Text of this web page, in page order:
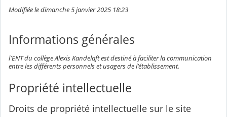
Modifiée le dimanche 5 janvier 2025 18:23
Informations générales
l'ENT du collège Alexis Kandelaft est destiné à faciliter la communication
entre les différents personnels et usagers de l'établissement.
Propriété intellectuelle
Droits de propriété intellectuelle sur le site